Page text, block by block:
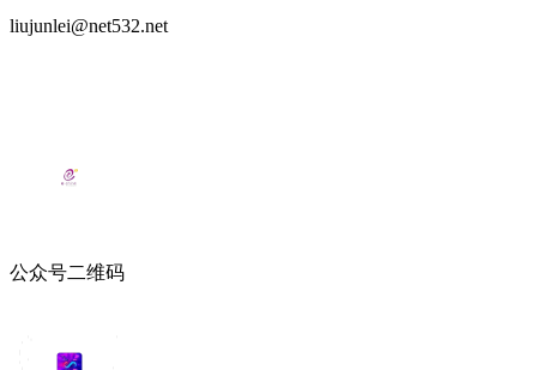
liujunlei@net532.net
公众号二维码